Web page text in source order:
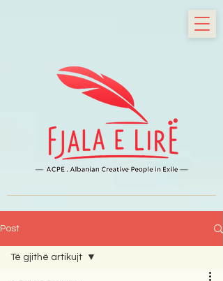
Post
Të gjithë artikujt